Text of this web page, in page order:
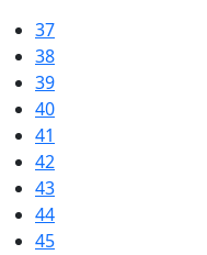
37
38
39
40
41
42
43
44
45